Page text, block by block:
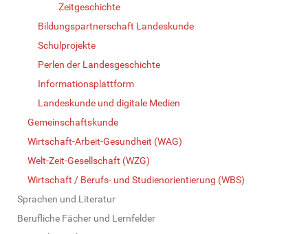
Zeitgeschichte
Bildungspartnerschaft Landeskunde
Schulprojekte
Perlen der Landesgeschichte
Informationsplattform
Landeskunde und digitale Medien
Gemeinschaftskunde
Wirtschaft-Arbeit-Gesundheit (WAG)
Welt-Zeit-Gesellschaft (WZG)
Wirtschaft / Berufs- und Studienorientierung (WBS)
Sprachen und Literatur
Berufliche Fächer und Lernfelder